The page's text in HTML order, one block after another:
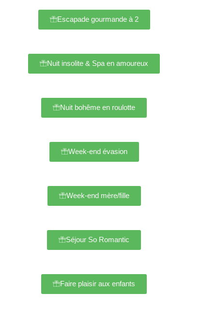
Escapade gourmande à 2
Nuit insolite & Spa en amoureux
Nuit bohême en roulotte
Week-end évasion
Week-end mère/fille
Séjour So Romantic
Faire plaisir aux enfants